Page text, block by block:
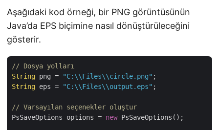
Aşağıdaki kod örneği, bir PNG görüntüsünün
Java’da EPS biçimine nasıl dönüştürüleceğini
gösterir.
// Dosya yolları
String png = "C:\\Files\\circle.png"
String eps = "C:\\Files\\output.eps" ;
// Varsayılan seçenekler oluştur
PsSaveOptions options = new PsSaveOptions();